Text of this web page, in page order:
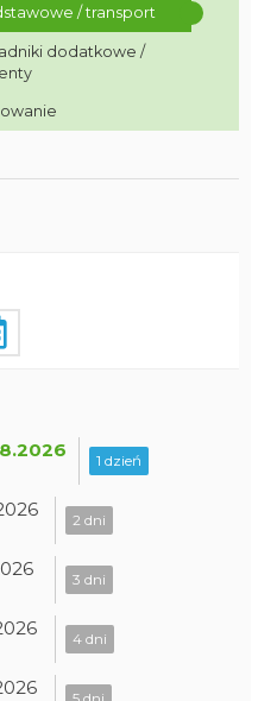
/ transport
dodatkowe /
1 dzień
2 dni
3 dni
4 dni